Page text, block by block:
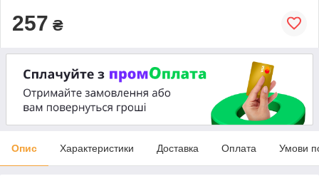
257 ₴
Опис Характеристики Доставка Оплата Умови